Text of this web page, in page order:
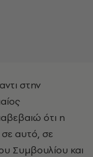
στην
ότι η
σε αυτό, σε
Συμβουλίου και